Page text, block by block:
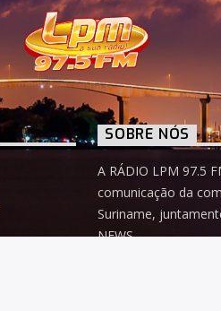
SOBRE NÓS
A RÁDIO LPM 97.5
comunicação da
Suriname,
NEWS.